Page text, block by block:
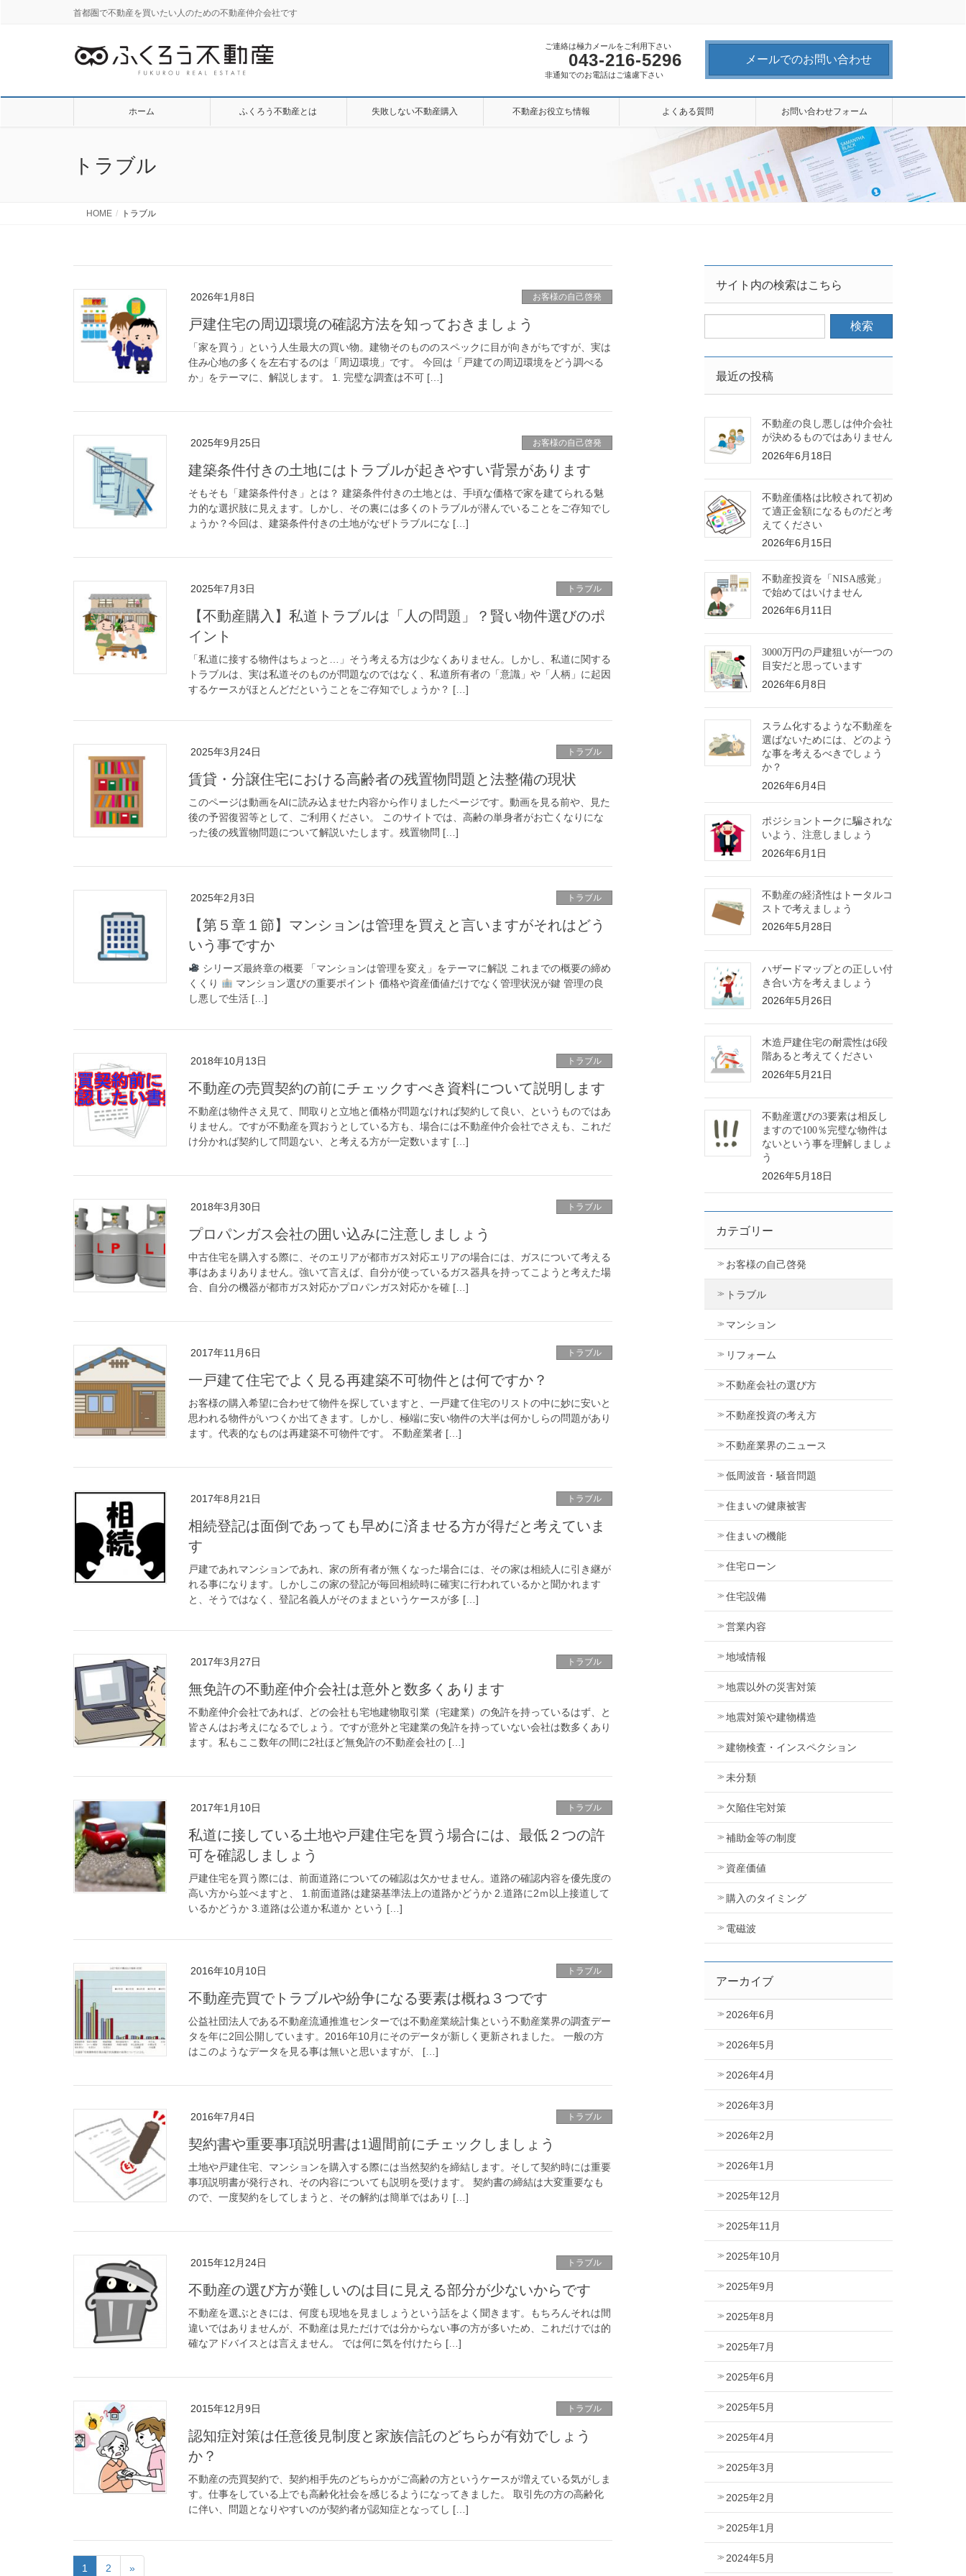
首都圏で不動産を買いたい人のための不動産仲介会社です
ご連絡は極力メールをご利用下さい
043-216-5296
非通知でのお電話はご遠慮下さい
メールでのお問い合わせ
ホーム ふくろう不動産とは 失敗しない不動産購入 不動産お役立ち情報 よくある質問 お問い合わせフォーム
トラブル
HOME トラブル
2026年1月8日 お客様の自己啓発
戸建住宅の周辺環境の確認方法を知っておきましょう
「家を買う」という人生最大の買い物。建物そのもののスペックに目が向きがちですが、実は
住み心地の多くを左右するのは「周辺環境」です。 今回は「戸建ての周辺環境をどう調べる
か」をテーマに、解説します。 1. 完璧な調査は不可 […]
2025年9月25日 お客様の自己啓発
建築条件付きの土地にはトラブルが起きやすい背景があります
そもそも「建築条件付き」とは？ 建築条件付きの土地とは、手頃な価格で家を建てられる魅
力的な選択肢に見えます。しかし、その裏には多くのトラブルが潜んでいることをご存知でし
ょうか？今回は、建築条件付きの土地がなぜトラブルにな […]
2025年7月3日 トラブル
【不動産購入】私道トラブルは「人の問題」？賢い物件選びのポ
イント
「私道に接する物件はちょっと…」そう考える方は少なくありません。しかし、私道に関する
トラブルは、実は私道そのものが問題なのではなく、私道所有者の「意識」や「人柄」に起因
するケースがほとんどだということをご存知でしょうか？ […]
2025年3月24日 トラブル
賃貸・分譲住宅における高齢者の残置物問題と法整備の現状
このページは動画をAIに読み込ませた内容から作りましたページです。動画を見る前や、見た
後の予習復習等として、ご利用ください。 このサイトでは、高齢の単身者がお亡くなりにな
った後の残置物問題について解説いたします。残置物問 […]
2025年2月3日 トラブル
【第５章１節】マンションは管理を買えと言いますがそれはどう
いう事ですか
シリーズ最終章の概要 「マンションは管理を変え」をテーマに解説 これまでの概要の締め
くくり
マンション選びの重要ポイント 価格や資産価値だけでなく管理状況が鍵 管理の良
し悪しで生活 […]
2018年10月13日 トラブル
不動産の売買契約の前にチェックすべき資料について説明します
不動産は物件さえ見て、間取りと立地と価格が問題なければ契約して良い、というものではあ
りません。ですが不動産を買おうとしている方も、場合には不動産仲介会社でさえも、これだ
け分かれば契約して問題ない、と考える方が一定数います […]
2018年3月30日 トラブル
プロパンガス会社の囲い込みに注意しましょう
中古住宅を購入する際に、そのエリアが都市ガス対応エリアの場合には、ガスについて考える
事はあまりありません。強いて言えば、自分が使っているガス器具を持ってこようと考えた場
合、自分の機器が都市ガス対応かプロパンガス対応かを確 […]
2017年11月6日 トラブル
一戸建て住宅でよく見る再建築不可物件とは何ですか？
お客様の購入希望に合わせて物件を探していますと、一戸建て住宅のリストの中に妙に安いと
思われる物件がいつくか出てきます。しかし、極端に安い物件の大半は何かしらの問題があり
ます。代表的なものは再建築不可物件です。 不動産業者 […]
2017年8月21日 トラブル
相続登記は面倒であっても早めに済ませる方が得だと考えていま
す
戸建であれマンションであれ、家の所有者が無くなった場合には、その家は相続人に引き継が
れる事になります。しかしこの家の登記が毎回相続時に確実に行われているかと聞かれます
と、そうではなく、登記名義人がそのままというケースが多 […]
2017年3月27日 トラブル
無免許の不動産仲介会社は意外と数多くあります
不動産仲介会社であれば、どの会社も宅地建物取引業（宅建業）の免許を持っているはず、と
皆さんはお考えになるでしょう。ですが意外と宅建業の免許を持っていない会社は数多くあり
ます。私もここ数年の間に2社ほど無免許の不動産会社の […]
2017年1月10日 トラブル
私道に接している土地や戸建住宅を買う場合には、最低２つの許
可を確認しましょう
戸建住宅を買う際には、前面道路についての確認は欠かせません。道路の確認内容を優先度の
高い方から並べますと、 1.前面道路は建築基準法上の道路かどうか 2.道路に2ｍ以上接道して
いるかどうか 3.道路は公道か私道か という […]
2016年10月10日 トラブル
不動産売買でトラブルや紛争になる要素は概ね３つです
公益社団法人である不動産流通推進センターでは不動産業統計集という不動産業界の調査デー
タを年に2回公開しています。2016年10月にそのデータが新しく更新されました。 一般の方
はこのようなデータを見る事は無いと思いますが、 […]
2016年7月4日 トラブル
契約書や重要事項説明書は1週間前にチェックしましょう
土地や戸建住宅、マンションを購入する際には当然契約を締結します。そして契約時には重要
事項説明書が発行され、その内容についても説明を受けます。 契約書の締結は大変重要なも
ので、一度契約をしてしまうと、その解約は簡単ではあり […]
2015年12月24日 トラブル
不動産の選び方が難しいのは目に見える部分が少ないからです
不動産を選ぶときには、何度も現地を見ましょうという話をよく聞きます。もちろんそれは間
違いではありませんが、不動産は見ただけでは分からない事の方が多いため、これだけでは的
確なアドバイスとは言えません。 では何に気を付けたら […]
2015年12月9日 トラブル
認知症対策は任意後見制度と家族信託のどちらが有効でしょう
か？
不動産の売買契約で、契約相手先のどちらかがご高齢の方というケースが増えている気がしま
す。仕事をしている上でも高齢化社会を感じるようになってきました。 取引先の方の高齢化
に伴い、問題となりやすいのが契約者が認知症となってし […]
1 2 »
サイト内の検索はこちら
最近の投稿
不動産の良し悪しは仲介会社
が決めるものではありません
2026年6月18日
不動産価格は比較されて初め
て適正金額になるものだと考
えてください
2026年6月15日
不動産投資を「NISA感覚」
で始めてはいけません
2026年6月11日
3000万円の戸建狙いが一つの
目安だと思っています
2026年6月8日
スラム化するような不動産を
選ばないためには、どのよう
な事を考えるべきでしょう
か？
2026年6月4日
ポジショントークに騙されな
いよう、注意しましょう
2026年6月1日
不動産の経済性はトータルコ
ストで考えましょう
2026年5月28日
ハザードマップとの正しい付
き合い方を考えましょう
2026年5月26日
木造戸建住宅の耐震性は6段
階あると考えてください
2026年5月21日
不動産選びの3要素は相反し
ますので100％完璧な物件は
ないという事を理解しましょ
う
2026年5月18日
カテゴリー
お客様の自己啓発
トラブル
マンション
リフォーム
不動産会社の選び方
不動産投資の考え方
不動産業界のニュース
低周波音・騒音問題
住まいの健康被害
住まいの機能
住宅ローン
住宅設備
営業内容
地域情報
地震以外の災害対策
地震対策や建物構造
建物検査・インスペクション
未分類
欠陥住宅対策
補助金等の制度
資産価値
購入のタイミング
電磁波
アーカイブ
2026年6月
2026年5月
2026年4月
2026年3月
2026年2月
2026年1月
2025年12月
2025年11月
2025年10月
2025年9月
2025年8月
2025年7月
2025年6月
2025年5月
2025年4月
2025年3月
2025年2月
2025年1月
2024年5月